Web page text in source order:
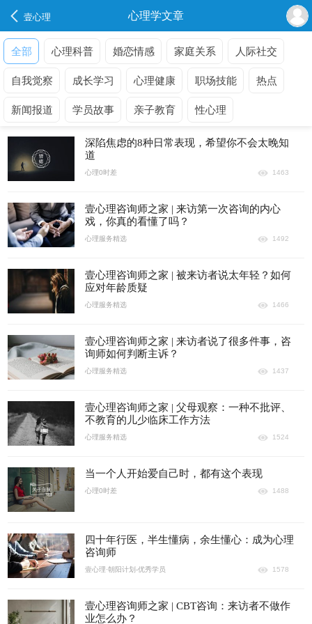
壹心理 心理学文章
全部 心理科普 婚恋情感 家庭关系 人际社交
自我觉察 成长学习 心理健康 职场技能 热点
新闻报道 学员故事 亲子教育 性心理
深陷焦虑的8种日常表现，希望你不会太晚知
道
心理0时差 1463
壹心理咨询师之家 | 来访第一次咨询的内心
戏，你真的看懂了吗？
心理服务精选 1492
壹心理咨询师之家 | 被来访者说太年轻？如何
应对年龄质疑
心理服务精选 1466
壹心理咨询师之家 | 来访者说了很多件事，咨
询师如何判断主诉？
心理服务精选 1437
壹心理咨询师之家 | 父母观察：一种不批评、
不教育的儿少临床工作方法
心理服务精选 1524
当一个人开始爱自己时，都有这个表现
心理0时差 1488
四十年行医，半生懂病，余生懂心：成为心理
咨询师
壹心理·朝阳计划-优秀学员 1578
壹心理咨询师之家 | CBT咨询：来访者不做作
业怎么办？